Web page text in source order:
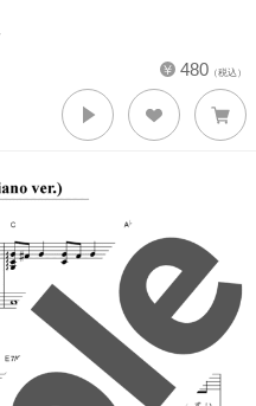
480 （税込）